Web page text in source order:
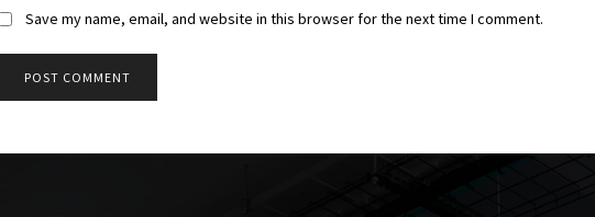
Save my name, email, and website in this browser for the next time I comment.